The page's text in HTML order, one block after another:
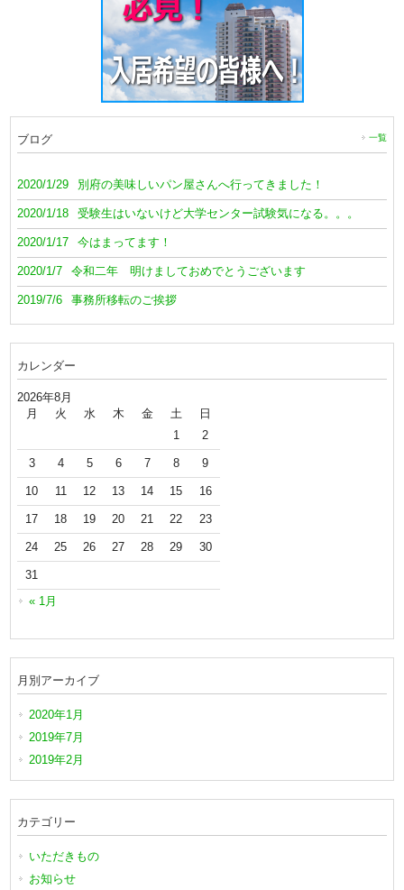
ブログ 一覧
2020/1/29 別府の美味しいパン屋さんへ行ってきました！
2020/1/18 受験生はいないけど大学センター試験気になる。。。
2020/1/17 今はまってます！
2020/1/7 令和二年 明けましておめでとうございます
2019/7/6 事務所移転のご挨拶
カレンダー
2026年8月
月 火 水 木 金 土
日
1
2
3 4 5 6 7 8 9
10 11 12 13 14 15 16
17 18 19 20 21 22 23
24 25 26 27 28 29 30
31
« 1月
月別アーカイブ
2020年1月
2019年7月
2019年2月
カテゴリー
いただきもの
お知らせ